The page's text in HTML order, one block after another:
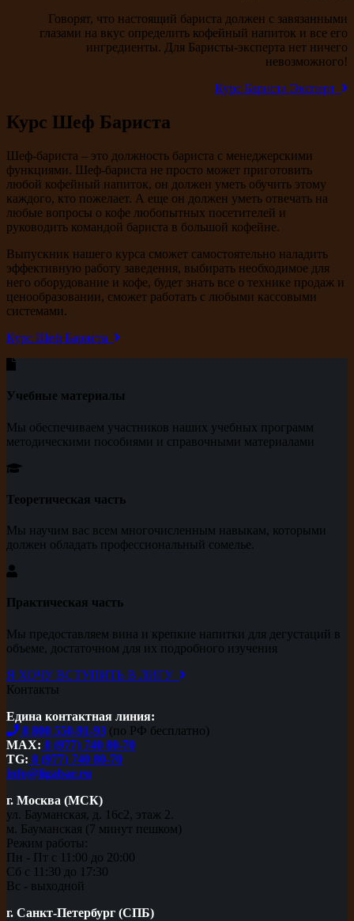
Говорят, что настоящий бариста должен с завязанными
глазами на вкус определить кофейный напиток и все его
ингредиенты. Для Баристы-эксперта нет ничего
невозможного!
Курс Бариста Эксперт
Курс Шеф Бариста
Шеф-бариста – это должность бариста с менеджерскими
функциями. Шеф-бариста не просто может приготовить
любой кофейный напиток, он должен уметь обучить этому
каждого, кто пожелает. А еще он должен уметь отвечать на
любые вопросы о кофе любопытных посетителей и
руководить командой бариста в большой кофейне.
Выпускник нашего курса сможет самостоятельно наладить
эффективную работу заведения, выбирать необходимое для
него оборудование и кофе, будет знать все о технике продаж и
ценообразовании, сможет работать с любыми кассовыми
системами.
Курс Шеф Бариста
Учебные материалы
Мы обеспечиваем участников наших учебных программ
методическими пособиями и справочными материалами
Теоретическая часть
Мы научим вас всем многочисленным навыкам, которыми
должен обладать профессиональный сомелье.
Практическая часть
Мы предоставляем вина и крепкие напитки для дегустаций в
объеме, достаточном для их подробного изучения
Я ХОЧУ ВСТУПИТЬ В ЛИГУ
Контакты
Едина контактная линия:
8 800 550-91-93 (по РФ бесплатно)
MAX: 8 (977) 740 80-70
TG: 8 (977) 740 80-70
info@ligabar.ru
г. Москва (МСК)
ул. Бауманская, д. 16с2, этаж 2.
м. Бауманская (7 минут пешком)
Режим работы:
Пн - Пт с 11:00 до 20:00
Сб с 11:30 до 17:30
Вс - выходной
г. Санкт-Петербург (СПБ)